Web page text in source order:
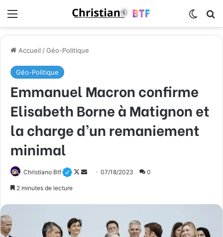
Accueil /Géo-Politique
Géo-Politique
Emmanuel Macron confirme
Elisabeth Borne à Matignon et
la charge d’un remaniement
minimal
Christiano Btf
F
o
w
07/18/2023 0
2 minutes de lecture